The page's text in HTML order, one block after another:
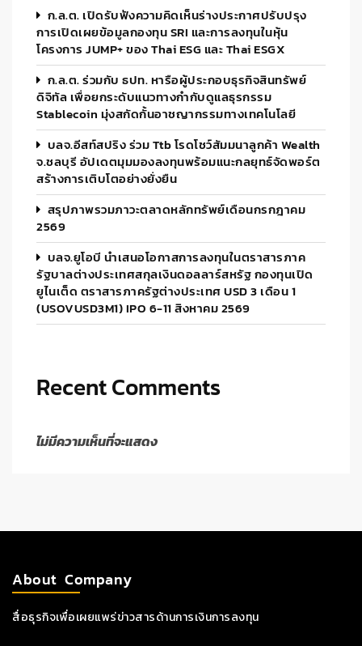
ก.ล.ต. เปิดรับฟังความคิดเห็นร่างประกาศปรับปรุง
การเปิดเผยข้อมูลกองทุน SRI และการลงทุนในหุ้น
โครงการ JUMP+ ของ Thai ESG และ Thai ESGX
ก.ล.ต. ร่วมกับ ธปท. หารือผู้ประกอบธุรกิจสินทรัพย์
ดิจิทัล เพื่อยกระดับแนวทางกำกับดูแลธุรกรรม
Stablecoin มุ่งสกัดกั้นอาชญากรรมทางเทคโนโลยี
บลจ.อีสท์สปริง ร่วม Ttb โรดโชว์สัมมนาลูกค้า Wealth
จ.ชลบุรี อัปเดตมุมมองลงทุนพร้อมแนะกลยุทธ์จัดพอร์ต
สร้างการเติบโตอย่างยั่งยืน
สรุปภาพรวมภาวะตลาดหลักทรัพย์เดือนกรกฎาคม
2569
บลจ.ยูโอบี นำเสนอโอกาสการลงทุนในตราสารภาค
รัฐบาลต่างประเทศสกุลเงินดอลลาร์สหรัฐ กองทุนเปิด
ยูไนเต็ด ตราสารภาครัฐต่างประเทศ USD 3 เดือน 1
(USOVUSD3M1) IPO 6-11 สิงหาคม 2569
Recent Comments
ไม่มีความเห็นที่จะแสดง
About Company
สื่อธุรกิจเพื่อเผยแพร่ข่าวสารด้านการเงินการลงทุน